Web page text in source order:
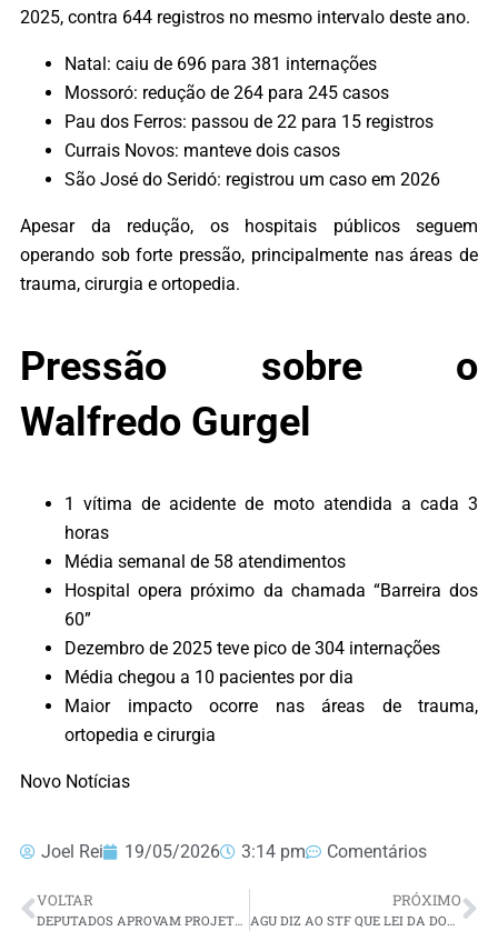
2025, contra 644 registros no mesmo intervalo deste ano.
Natal: caiu de 696 para 381 internações
Mossoró: redução de 264 para 245 casos
Pau dos Ferros: passou de 22 para 15 registros
Currais Novos: manteve dois casos
São José do Seridó: registrou um caso em 2026
Apesar da redução, os hospitais públicos seguem
operando sob forte pressão, principalmente nas áreas de
trauma, cirurgia e ortopedia.
Pressão sobre o
Walfredo Gurgel
1 vítima de acidente de moto atendida a cada 3
horas
Média semanal de 58 atendimentos
Hospital opera próximo da chamada “Barreira dos
60”
Dezembro de 2025 teve pico de 304 internações
Média chegou a 10 pacientes por dia
Maior impacto ocorre nas áreas de trauma,
ortopedia e cirurgia
Novo Notícias
Joel Rei 19/05/2026 3:14 pm Comentários
VOLTAR PRÓXIMO